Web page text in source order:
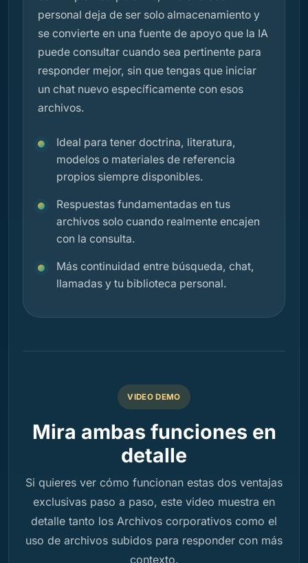
personal deja de ser solo almacenamiento y
se convierte en una fuente de apoyo que la IA
puede consultar cuando sea pertinente para
responder mejor, sin que tengas que iniciar
un chat nuevo específicamente con esos
archivos.
Ideal para tener doctrina, literatura,
modelos o materiales de referencia
propios siempre disponibles.
Respuestas fundamentadas en tus
archivos solo cuando realmente encajen
con la consulta.
Más continuidad entre búsqueda, chat,
llamadas y tu biblioteca personal.
VIDEO DEMO
Mira ambas funciones en
detalle
Si quieres ver cómo funcionan estas dos ventajas
exclusivas paso a paso, este video muestra en
detalle tanto los Archivos corporativos como el
uso de archivos subidos para responder con más
contexto.